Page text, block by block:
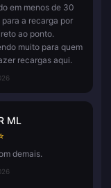
em menos de 30
para a recarga por
ao ponto.
muito para quem
recargas aqui.
ML
demais.